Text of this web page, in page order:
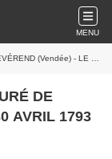
MENU
- LE 30 AVRIL 1793
DE
AVRIL 1793